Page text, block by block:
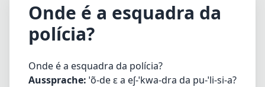
Onde é a esquadra da
polícia?
Onde é a esquadra da polícia?
Aussprache: ˈõ-de ɛ a eʃ-ˈkwa-dra da pu-ˈli-si-a?